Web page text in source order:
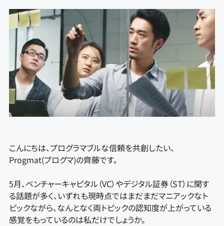
こんにちは、プログラマブルな信頼を共創したい、
Progmat(プログマ)の齊藤です。
5月、ベンチャーキャピタル（VC）やデジタル証券（ST）に関す
る話題が多く、いずれも現時点ではまだまだマニアックなト
ピックながら、なんとなく両トピックの認知度が上がっている
感覚をもっているのは私だけでしょうか。